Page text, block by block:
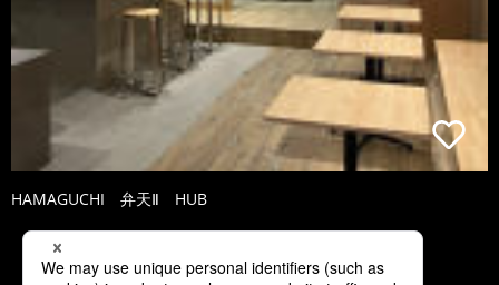
HAMAGUCHI 弁天Ⅱ HUB